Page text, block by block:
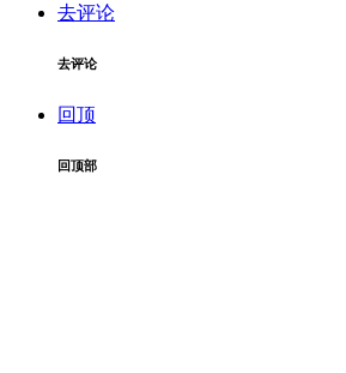
去评论
去评论
回顶
回顶部